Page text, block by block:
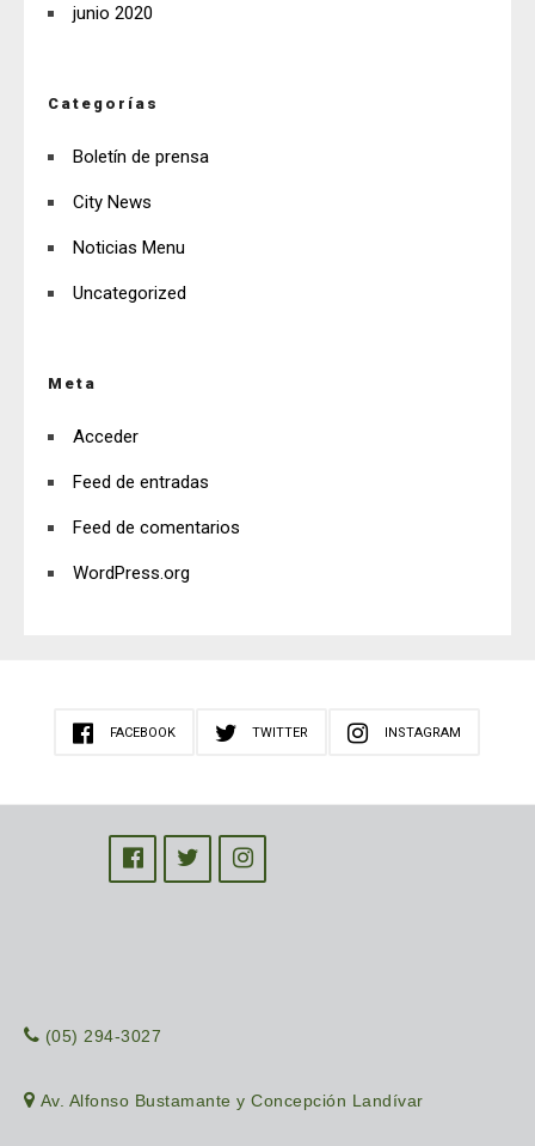
junio 2020
Categorías
Boletín de prensa
City News
Noticias Menu
Uncategorized
Meta
Acceder
Feed de entradas
Feed de comentarios
WordPress.org
FACEBOOK TWITTER INSTAGRAM
(05) 294-3027
Av. Alfonso Bustamante y Concepción Landívar